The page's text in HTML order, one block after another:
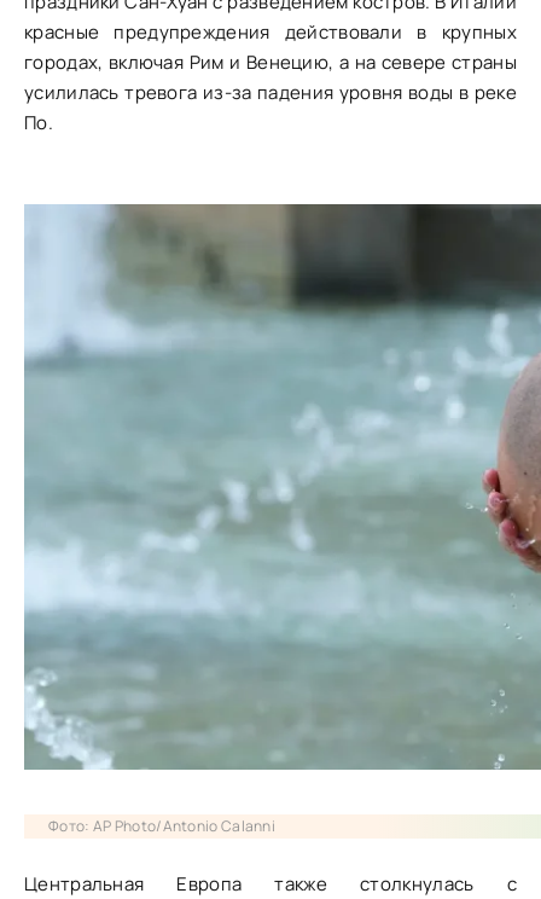
красные предупреждения действовали в крупных
городах, включая Рим и Венецию, а на севере страны
усилилась тревога из-за падения уровня воды в реке
По.
Фото: AP Photo/Antonio Calanni
Центральная Европа также столкнулась с